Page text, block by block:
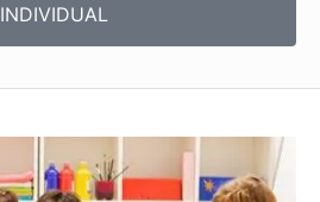
INDIVIDUAL